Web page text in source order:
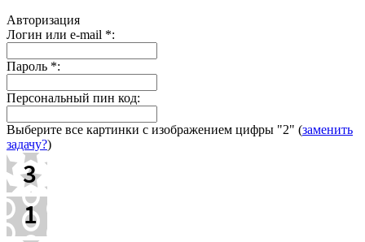
Авторизация
Логин или e-mail *:
Пароль *:
Персональный пин код:
Выберите все картинки с изображением цифры "2" (заменить
задачу?)